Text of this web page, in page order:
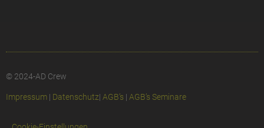
© 2024-AD Crew
Impressum | Datenschutz| AGB’s | AGB’s Seminare